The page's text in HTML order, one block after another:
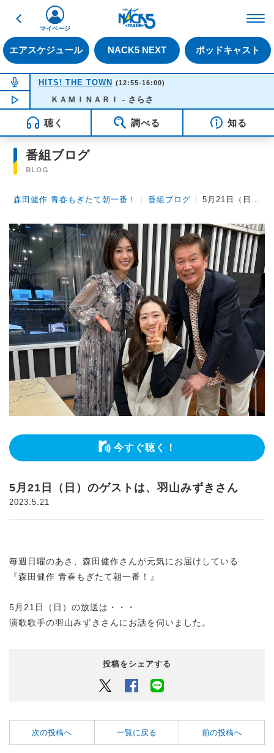
戻る
エアスケジュール NACK5 NEXT ポッドキャスト
マイページ
NOW ON AIR
HITS! THE TOWN (12:55-16:00)
NOW PLAYING 14:56
ＫＡＭＩＮＡＲＩ - さらさ
聴く 調べる 知る
番組ブログ
BLOG
森田健作 青春もぎたて朝一番！ 〉番組ブログ 〉5月21日（日）のゲストは、羽山みずきさん
今すぐ聴く！
5月21日（日）のゲストは、羽山みずきさん
2023.5.21
毎週日曜のあさ、森田健作さんが元気にお届けしている
『森田健作 青春もぎたて朝一番！』
5月21日（日）の放送は・・・
演歌歌手の羽山みずきさんにお話を伺いました。
投稿をシェアする
Twitter Facebook
次の投稿へ 一覧に戻る 前の投稿へ